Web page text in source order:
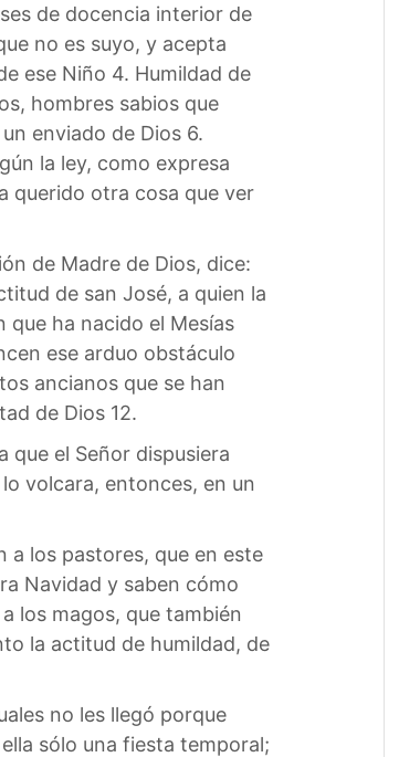
de docencia interior de
no es suyo, y acepta
ese Niño 4. Humildad de
hombres sabios que
enviado de Dios 6.
la ley, como expresa
querido otra cosa que ver
de Madre de Dios, dice:
de san José, a quien la
ha nacido el Mesías
ese arduo obstáculo
ancianos que se han
de Dios 12.
que el Señor dispusiera
volcara, entonces, en un
a los pastores, que en este
Navidad y saben cómo
los magos, que también
la actitud de humildad, de
no les llegó porque
sólo una fiesta temporal;